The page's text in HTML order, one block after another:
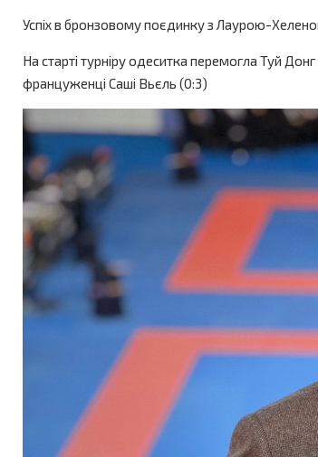
Успіх в бронзовому поєдинку з Лаурою-
На старті турніру одеситка перемогла Туй
француженці Саші Вьєль (0:3)